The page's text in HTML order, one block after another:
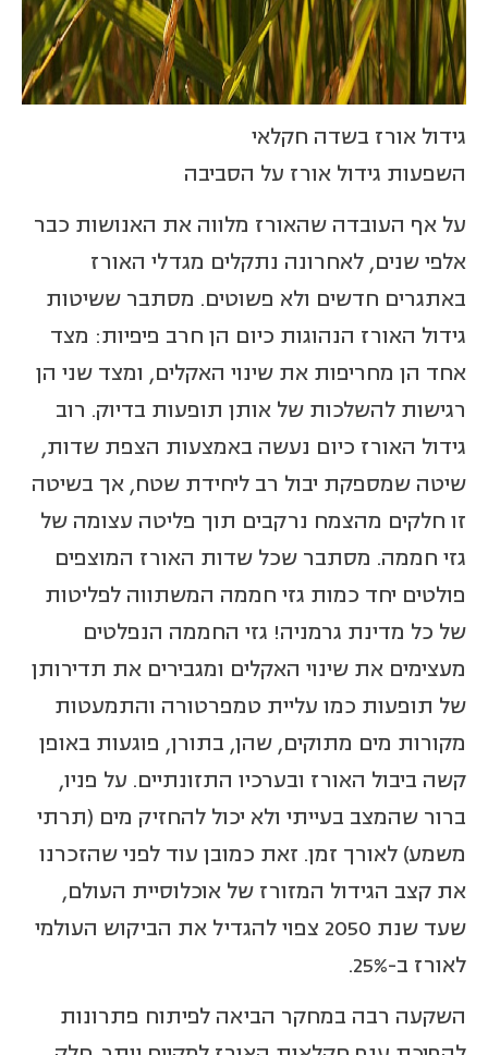
גידול אורז בשדה חקלאי
השפעות גידול אורז על הסביבה
על אף העובדה שהאורז מלווה את האנושות כבר
אלפי שנים, לאחרונה נתקלים מגדלי האורז
באתגרים חדשים ולא פשוטים. מסתבר ששיטות
גידול האורז הנהוגות כיום הן חרב פיפיות: מצד
אחד הן מחריפות את שינוי האקלים, ומצד שני הן
רגישות להשלכות של אותן תופעות בדיוק. רוב
גידול האורז כיום נעשה באמצעות הצפת שדות,
שיטה שמספקת יבול רב ליחידת שטח, אך בשיטה
זו חלקים מהצמח נרקבים תוך פליטה עצומה של
גזי חממה. מסתבר שכל שדות האורז המוצפים
פולטים יחד כמות גזי חממה המשתווה לפליטות
של כל מדינת גרמניה! גזי החממה הנפלטים
מעצימים את שינוי האקלים ומגבירים את תדירותן
של תופעות כמו עליית טמפרטורה והתמעטות
מקורות מים מתוקים, שהן, בתורן, פוגעות באופן
קשה ביבול האורז ובערכיו התזונתיים. על פניו,
ברור שהמצב בעייתי ולא יכול להחזיק מים (תרתי
משמע) לאורך זמן. זאת כמובן עוד לפני שהזכרנו
את קצב הגידול המזורז של אוכלוסיית העולם,
שעד שנת 2050 צפוי להגדיל את הביקוש העולמי
לאורז ב-25%.
השקעה רבה במחקר הביאה לפיתוח פתרונות